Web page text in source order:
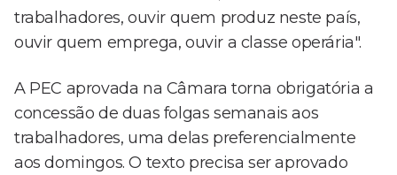
trabalhadores, ouvir quem produz neste país,
ouvir quem emprega, ouvir a classe operária".
A PEC aprovada na Câmara torna obrigatória a
concessão de duas folgas semanais aos
trabalhadores, uma delas preferencialmente
aos domingos. O texto precisa ser aprovado